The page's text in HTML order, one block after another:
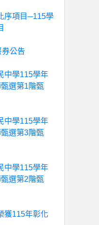
序項目─115學
公告
中學115學年
選第1階甄
中學115學年
選第3階甄
中學115學年
選第2階甄
獲115年彰化